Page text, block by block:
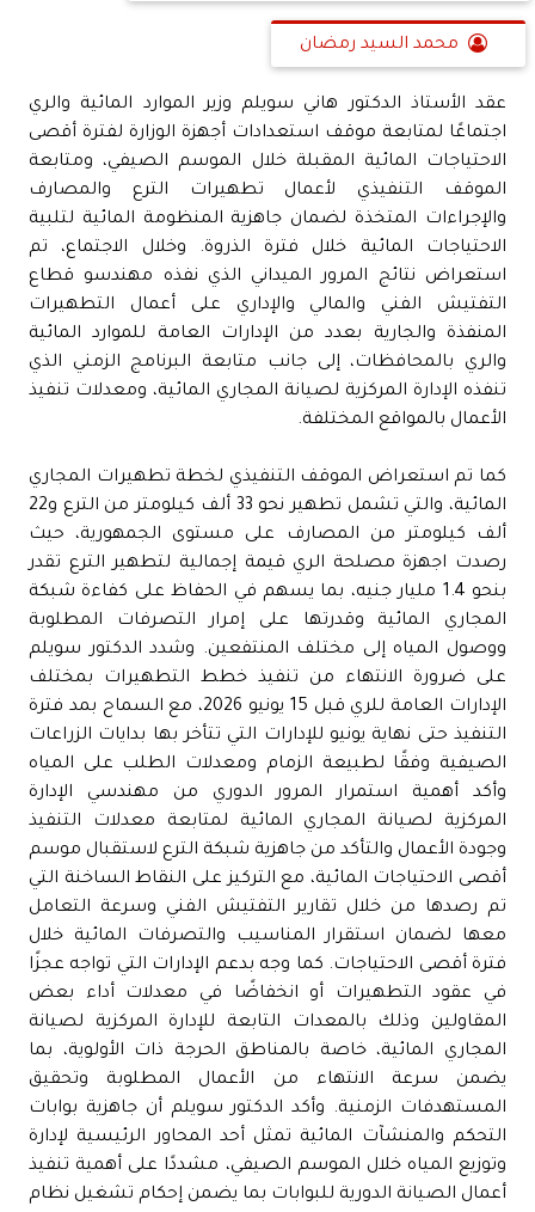
محمد السيد رمضان
عقد الأستاذ الدكتور هاني سويلم وزير الموارد المائية والري
اجتماعًا لمتابعة موقف استعدادات أجهزة الوزارة لفترة أقصى
الاحتياجات المائية المقبلة خلال الموسم الصيفي، ومتابعة
الموقف التنفيذي لأعمال تطهيرات الترع والمصارف
والإجراءات المتخذة لضمان جاهزية المنظومة المائية لتلبية
الاحتياجات المائية خلال فترة الذروة. وخلال الاجتماع، تم
استعراض نتائج المرور الميداني الذي نفذه مهندسو قطاع
التفتيش الفني والمالي والإداري على أعمال التطهيرات
المنفذة والجارية بعدد من الإدارات العامة للموارد المائية
والري بالمحافظات، إلى جانب متابعة البرنامج الزمني الذي
تنفذه الإدارة المركزية لصيانة المجاري المائية، ومعدلات تنفيذ
الأعمال بالمواقع المختلفة.
كما تم استعراض الموقف التنفيذي لخطة تطهيرات المجاري
المائية، والتي تشمل تطهير نحو 33 ألف كيلومتر من الترع و22
ألف كيلومتر من المصارف على مستوى الجمهورية، حيث
رصدت اجهزة مصلحة الري قيمة إجمالية لتطهير الترع تقدر
بنحو 1.4 مليار جنيه، بما يسهم في الحفاظ على كفاءة شبكة
المجاري المائية وقدرتها على إمرار التصرفات المطلوبة
ووصول المياه إلى مختلف المنتفعين. وشدد الدكتور سويلم
على ضرورة الانتهاء من تنفيذ خطط التطهيرات بمختلف
الإدارات العامة للري قبل 15 يونيو 2026، مع السماح بمد فترة
التنفيذ حتى نهاية يونيو للإدارات التي تتأخر بها بدايات الزراعات
الصيفية وفقًا لطبيعة الزمام ومعدلات الطلب على المياه
وأكد أهمية استمرار المرور الدوري من مهندسي الإدارة
المركزية لصيانة المجاري المائية لمتابعة معدلات التنفيذ
وجودة الأعمال والتأكد من جاهزية شبكة الترع لاستقبال موسم
أقصى الاحتياجات المائية، مع التركيز على النقاط الساخنة التي
تم رصدها من خلال تقارير التفتيش الفني وسرعة التعامل
معها لضمان استقرار المناسيب والتصرفات المائية خلال
فترة أقصى الاحتياجات. كما وجه بدعم الإدارات التي تواجه عجزًا
في عقود التطهيرات أو انخفاضًا في معدلات أداء بعض
المقاولين وذلك بالمعدات التابعة للإدارة المركزية لصيانة
المجاري المائية، خاصة بالمناطق الحرجة ذات الأولوية، بما
يضمن سرعة الانتهاء من الأعمال المطلوبة وتحقيق
المستهدفات الزمنية. وأكد الدكتور سويلم أن جاهزية بوابات
التحكم والمنشآت المائية تمثل أحد المحاور الرئيسية لإدارة
وتوزيع المياه خلال الموسم الصيفي، مشددًا على أهمية تنفيذ
أعمال الصيانة الدورية للبوابات بما يضمن إحكام تشغيل نظام